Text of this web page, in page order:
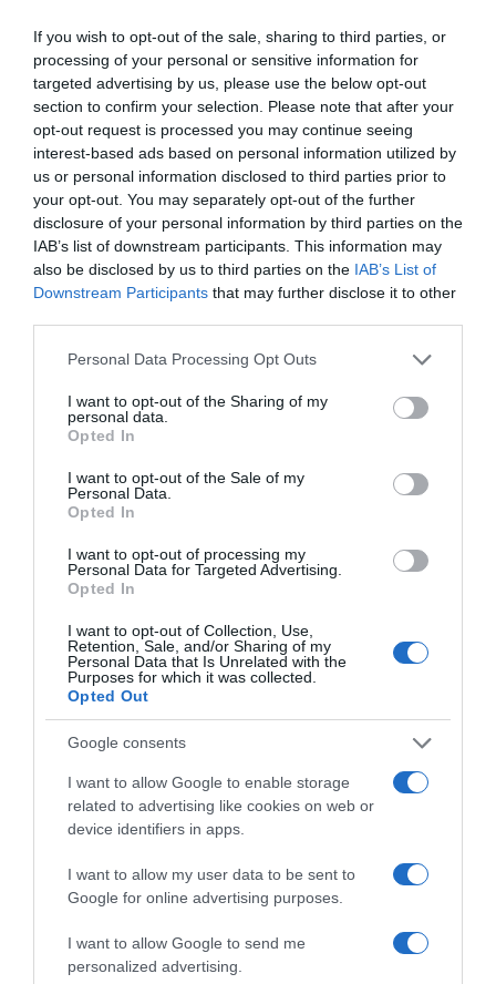
If you wish to opt-out of the sale, sharing to third parties, or
processing of your personal or sensitive information for
targeted advertising by us, please use the below opt-out
section to confirm your selection. Please note that after your
opt-out request is processed you may continue seeing
interest-based ads based on personal information utilized by
us or personal information disclosed to third parties prior to
your opt-out. You may separately opt-out of the further
disclosure of your personal information by third parties on the
IAB’s list of downstream participants. This information may
also be disclosed by us to third parties on the IAB’s List of
Downstream Participants that may further disclose it to other
Please note that this website/app uses one or more Google
not limited to your visit or usage behaviour. You may click to
grant or deny consent to Google and its third-party tags to
use your data for below specified purposes in below Google
consent section.
Personal Data Processing Opt Outs
I want to opt-out of the Sharing of my
personal data.
Opted In
I want to opt-out of the Sale of my
Personal Data.
Opted In
I want to opt-out of processing my
Personal Data for Targeted Advertising.
Opted In
I want to opt-out of Collection, Use,
Retention, Sale, and/or Sharing of my
Personal Data that Is Unrelated with the
Purposes for which it was collected.
Opted Out
Google consents
I want to allow Google to enable storage
related to advertising like cookies on web or
device identifiers in apps.
I want to allow my user data to be sent to
Google for online advertising purposes.
I want to allow Google to send me
personalized advertising.
ΕΙΠΕΣ – ΦΕΡΡΗΣ ΘΟΔΩΡΗΣ
Ψηφοφορία:4.2. Από 391 ψήφους.
ΛΟΓΑΡΙΑΣΜΟΣ - ΛΙΟΛΙΟΥ ΚΑΤΕΡΙΝΑ
Ψηφοφορία: 4.2. Από 299 ψήφους.
ΔΕΥΤΕΡΑ – ΡΕΜΟΣ ΑΝΤΩΝΗΣ